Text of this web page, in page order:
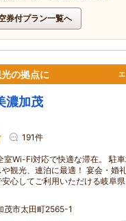
券付プラン一覧へ
の拠点に
濃加茂
191件
室Wi-Fi対応で快適な滞在。 駐
観光、連泊に最適！ 宴会・婚
心してご利用いただける岐阜
茂市太田町2565-1